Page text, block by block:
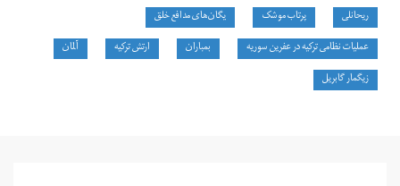
ریحانلی پرتاب موشک
یگان‌های مدافع خلق
عملیات نظامی ترکیه در عفرین سوریه
بمباران ارتش ترکیه
آلمان
زیگمار گابریل